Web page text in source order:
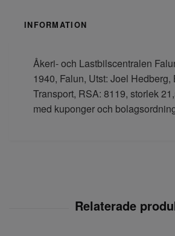
INFORMATION
Åkeri- och Lastbilscentralen
1940, Falun, Utst: Joel Hedberg,
Transport, RSA: 8119, storlek
med kuponger och